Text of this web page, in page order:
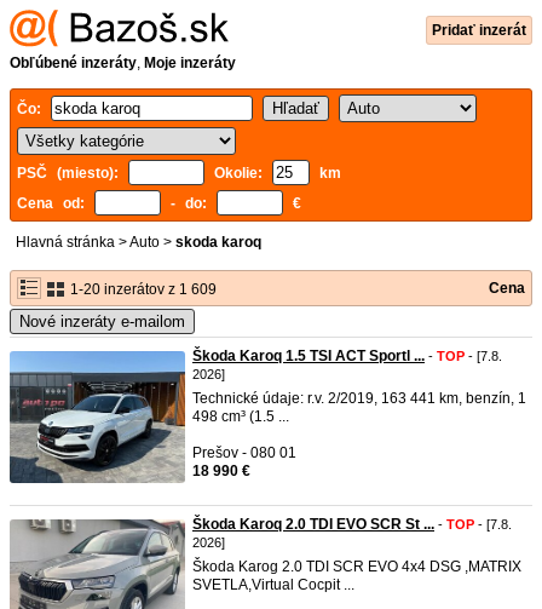
Pridať inzerát
Obľúbené inzeráty, Moje inzeráty
Čo:
PSČ (miesto): Okolie:
km
Cena od:
- do: €
Hlavná stránka >Auto > skoda karoq
1-20 inzerátov z 1 609 Cena
Nové inzeráty e-mailom
Škoda Karoq 1.5 TSI ACT Sportl ... - TOP - [7.8.
2026]
Technické údaje: r.v. 2/2019, 163 441 km, benzín, 1
498 cm³ (1.5 ...
Prešov - 080 01
18 990 €
Škoda Karoq 2.0 TDI EVO SCR St ... - TOP - [7.8.
2026]
Škoda Karog 2.0 TDI SCR EVO 4x4 DSG ,MATRIX
SVETLA,Virtual Cocpit ...